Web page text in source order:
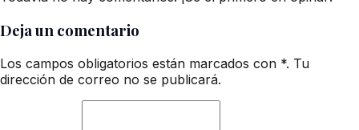
Deja un comentario
Los campos obligatorios están marcados con *. Tu
dirección de correo no se publicará.